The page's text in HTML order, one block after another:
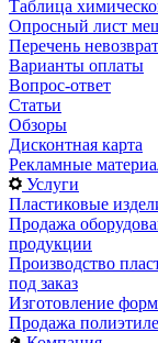
Таблица
Опросный лист
Перечень
Варианты оплаты
Вопрос-ответ
Статьи
Обзоры
Дисконтная карта
Рекламные
Услуги
Пластиковые
Продажа
продукции
Производство
под заказ
Изготовление
Продажа